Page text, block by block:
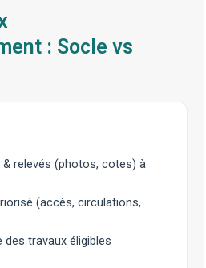
: Socle vs
& relevés (photos, cotes) à
(accès, circulations,
des travaux éligibles